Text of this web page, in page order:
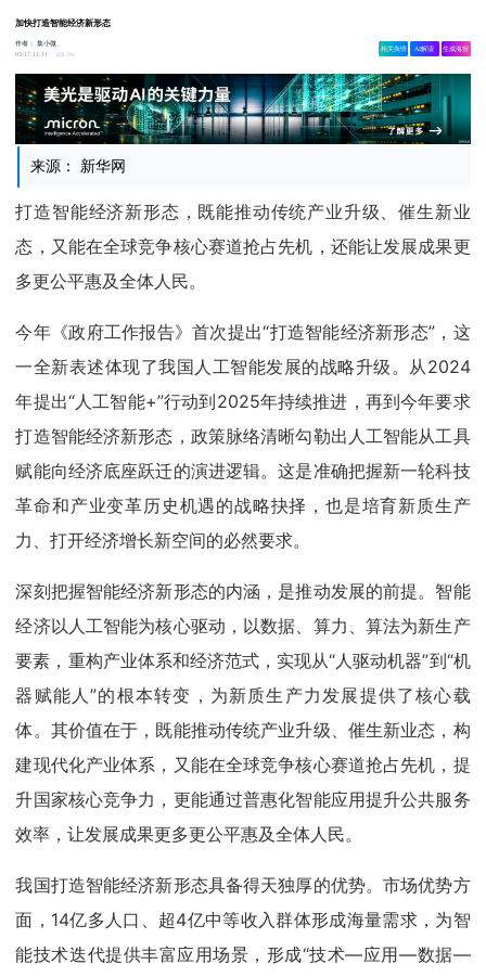
加快打造智能经济新形态
作者：集小微
03-17 11:11
1.9w
相关舆情 AI解读 生成海报
来源： 新华网
打造智能经济新形态，既能推动传统产业升级、催生新业
态，又能在全球竞争核心赛道抢占先机，还能让发展成果更
多更公平惠及全体人民。
今年《政府工作报告》首次提出“打造智能经济新形态”，这
一全新表述体现了我国人工智能发展的战略升级。从2024
年提出“人工智能+”行动到2025年持续推进，再到今年要求
打造智能经济新形态，政策脉络清晰勾勒出人工智能从工具
赋能向经济底座跃迁的演进逻辑。这是准确把握新一轮科技
革命和产业变革历史机遇的战略抉择，也是培育新质生产
力、打开经济增长新空间的必然要求。
深刻把握智能经济新形态的内涵，是推动发展的前提。智能
经济以人工智能为核心驱动，以数据、算力、算法为新生产
要素，重构产业体系和经济范式，实现从“人驱动机器”到“机
器赋能人”的根本转变，为新质生产力发展提供了核心载
体。其价值在于，既能推动传统产业升级、催生新业态，构
建现代化产业体系，又能在全球竞争核心赛道抢占先机，提
升国家核心竞争力，更能通过普惠化智能应用提升公共服务
效率，让发展成果更多更公平惠及全体人民。
我国打造智能经济新形态具备得天独厚的优势。市场优势方
面，14亿多人口、超4亿中等收入群体形成海量需求，为智
能技术迭代提供丰富应用场景，形成“技术—应用—数据—